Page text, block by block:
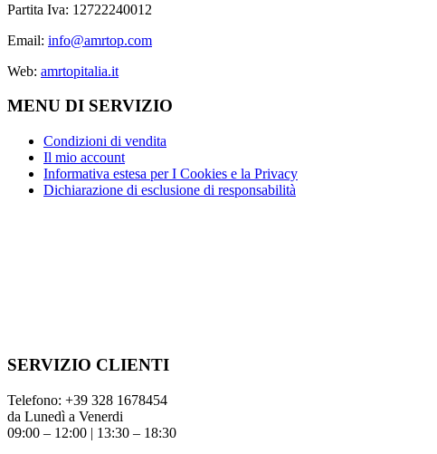
Partita Iva: 12722240012
Email: info@amrtop.com
Web: amrtopitalia.it
MENU DI SERVIZIO
Condizioni di vendita
Il mio account
Informativa estesa per I Cookies e la Privacy
Dichiarazione di esclusione di responsabilità
SERVIZIO CLIENTI
Telefono: +39 328 1678454
da Lunedì a Venerdi
09:00 – 12:00 | 13:30 – 18:30